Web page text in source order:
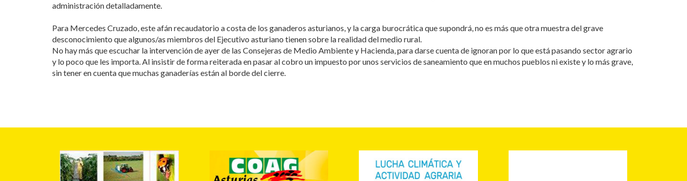
administración detalladamente.
Para Mercedes Cruzado, este afán recaudatorio a costa de los ganaderos asturianos, y la carga burocrática que supondrá, no es más que otra muestra del grave
desconocimiento que algunos/as miembros del Ejecutivo asturiano tienen sobre la realidad del medio rural.
No hay más que escuchar la intervención de ayer de las Consejeras de Medio Ambiente y Hacienda, para darse cuenta de ignoran por lo que está pasando sector agrario
y lo poco que les importa. Al insistir de forma reiterada en pasar al cobro un impuesto por unos servicios de saneamiento que en muchos pueblos ni existe y lo más grave,
sin tener en cuenta que muchas ganaderías están al borde del cierre.